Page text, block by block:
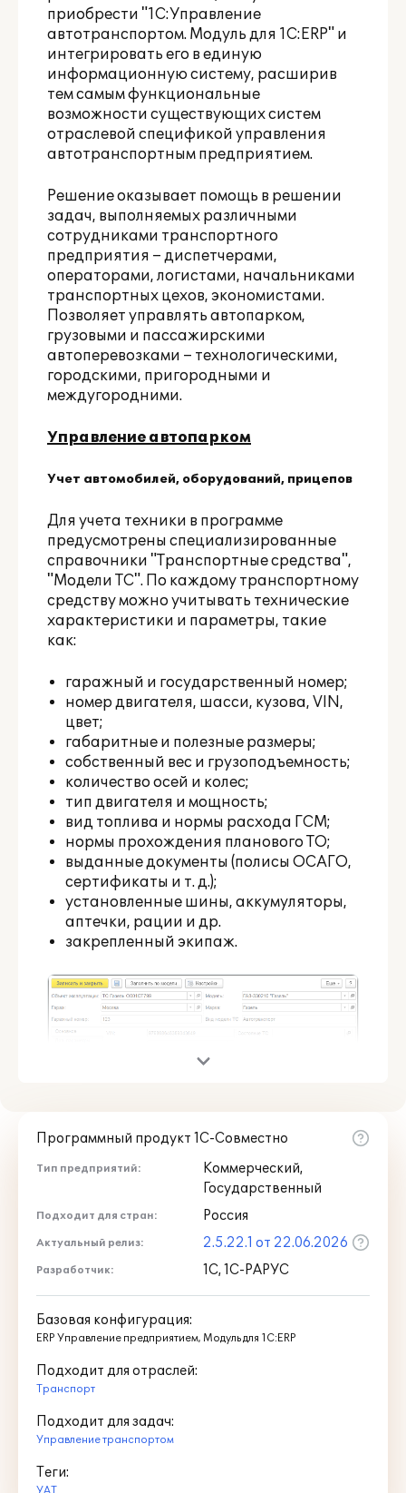
приобрести "1С:Управление
автотранспортом. Модуль для 1С:ERP" и
интегрировать его в единую
информационную систему, расширив
тем самым функциональные
возможности существующих систем
отраслевой спецификой управления
автотранспортным предприятием.
Решение оказывает помощь в решении
задач, выполняемых различными
сотрудниками транспортного
предприятия – диспетчерами,
операторами, логистами, начальниками
транспортных цехов, экономистами.
Позволяет управлять автопарком,
грузовыми и пассажирскими
автоперевозками – технологическими,
городскими, пригородными и
междугородними.
Управление автопарком
Учет автомобилей, оборудований, прицепов
Для учета техники в программе
предусмотрены специализированные
справочники "Транспортные средства",
"Модели ТС". По каждому транспортному
средству можно учитывать технические
характеристики и параметры, такие
как:
гаражный и государственный номер;
номер двигателя, шасси, кузова, VIN,
цвет;
габаритные и полезные размеры;
собственный вес и грузоподъемность;
количество осей и колес;
тип двигателя и мощность;
вид топлива и нормы расхода ГСМ;
нормы прохождения планового ТО;
выданные документы (полисы ОСАГО,
сертификаты и т. д.);
установленные шины, аккумуляторы,
аптечки, рации и др.
закрепленный экипаж.
В справочнике "Транспортные средства"
есть возможность установки связи
автомобиля с соответствующим
Управление предприятием".
Учет документов ТС и водителей
учет и контроль срока действия
Программный продукт 1С-Совместно
Тип предприятий:
Коммерческий,
Государственный
Подходит для стран: Россия
Актуальный релиз: 2.5.22.1 от 22.06.2026
Разработчик: 1С, 1С-РАРУС
Базовая конфигурация:
ERP Управление предприятием, Модуль для 1С:ERP
Подходит для отраслей:
Транспорт
Подходит для задач:
Управление транспортом
Теги: